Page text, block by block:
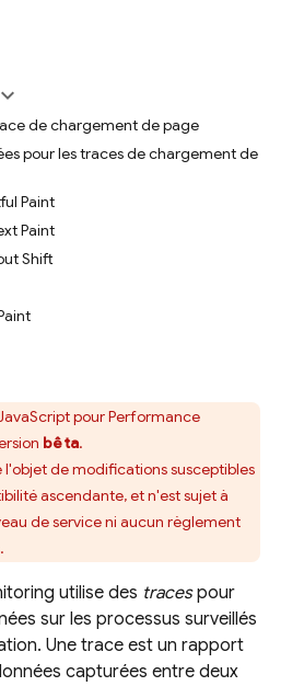
de chargement de page
pour les traces de chargement de
Paint
Paint
Shift
pourPerformance
bêta.
de modifications susceptibles
ascendante, et n'est sujet à
de service ni aucun règlement
utilise des tracespour
sur les processus surveillés
Une trace est un rapport
capturées entre deux